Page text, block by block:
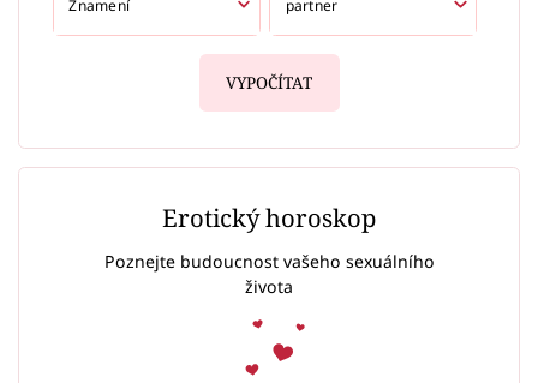
VYPOČÍTAT
Erotický horoskop
Poznejte budoucnost vašeho sexuálního
života